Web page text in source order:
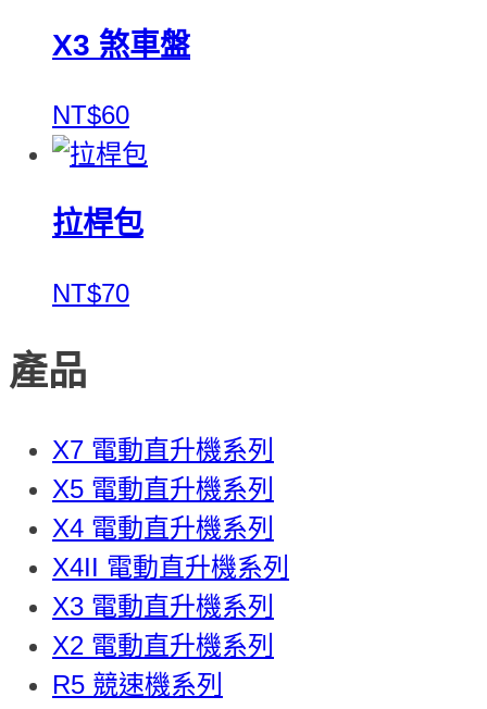
X3 煞車盤
NT$60
拉桿包
NT$70
產品
X7 電動直升機系列
X5 電動直升機系列
X4 電動直升機系列
X4II 電動直升機系列
X3 電動直升機系列
X2 電動直升機系列
R5 競速機系列